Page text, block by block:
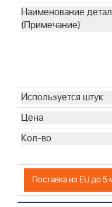
Поставка из EU до 5